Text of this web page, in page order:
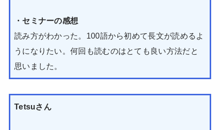
・セミナーの感想
読み方がわかった。100語から初めて長文が読めるよ
うになりたい。何回も読むのはとても良い方法だと
思いました。
Tetsuさん